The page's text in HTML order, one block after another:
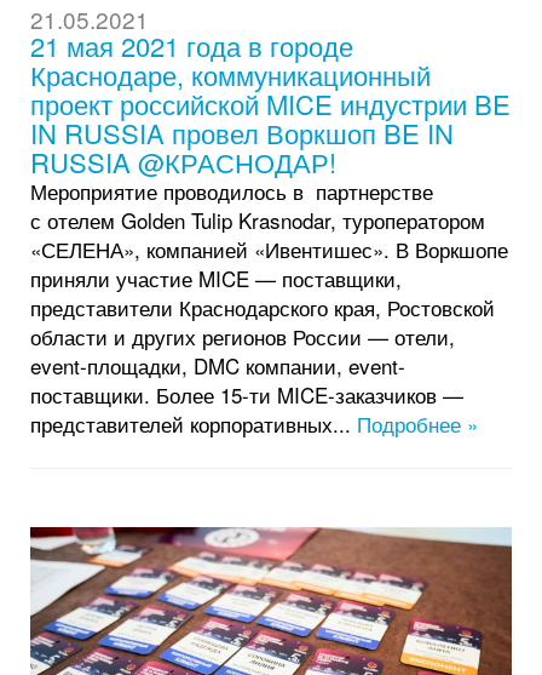
21.05.2021
21 мая 2021 года в городе
Краснодаре, коммуникационный
проект российской MICE индустрии BE
IN RUSSIA провел Воркшоп BE IN
RUSSIA @КРАСНОДАР!
Мероприятие проводилось в партнерстве
с отелем Golden Tulip Krasnodar, туроператором
«СЕЛЕНА», компанией «Ивентишес». В Воркшопе
приняли участие MICE — поставщики,
представители Краснодарского края, Ростовской
области и других регионов России — отели,
event-площадки, DMC компании, event-
поставщики. Более 15-ти MICE-заказчиков —
представителей корпоративных... Подробнее »